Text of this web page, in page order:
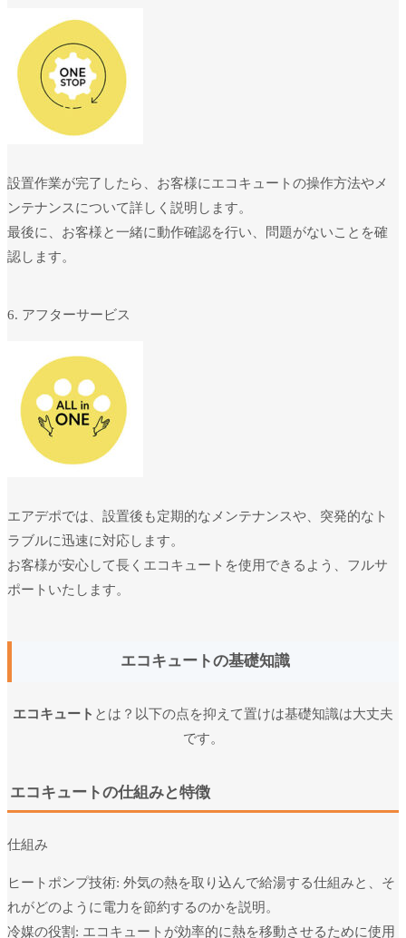
設置作業が完了したら、お客様にエコキュートの操作方法やメ
ンテナンスについて詳しく説明します。
最後に、お客様と一緒に動作確認を行い、問題がないことを確
認します。
6. アフターサービス
エアデポでは、設置後も定期的なメンテナンスや、突発的なト
ラブルに迅速に対応します。
お客様が安心して長くエコキュートを使用できるよう、フルサ
ポートいたします。
エコキュートの基礎知識
エコキュート とは？ 以下の点を抑えて置けは基礎知識は大丈夫
です。
エコキュートの仕組みと特徴
仕組み
ヒートポンプ技術: 外気の熱を取り込んで給湯する仕組みと、そ
れがどのように電力を節約するのかを説明。
冷媒の役割: エコキュートが効率的に熱を移動させるために使用